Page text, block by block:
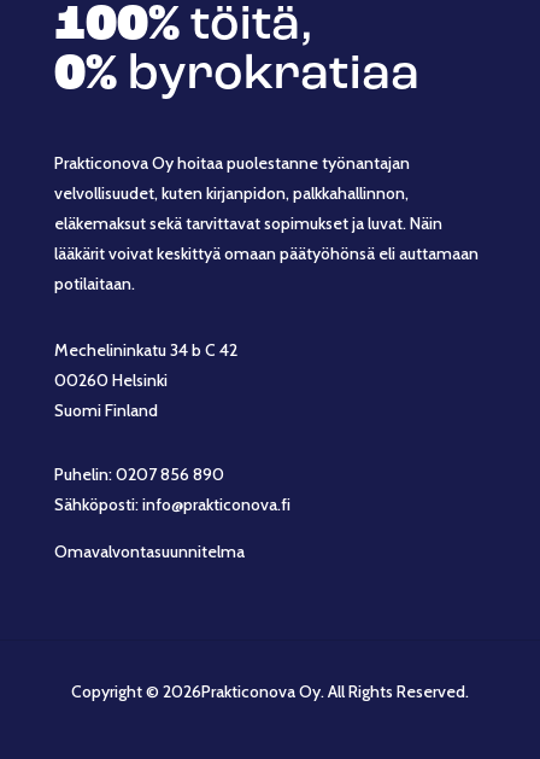
100%töitä,
0%byrokratiaa
Prakticonova Oy hoitaa puolestanne työnantajan
velvollisuudet, kuten kirjanpidon, palkkahallinnon,
eläkemaksut sekä tarvittavat sopimukset ja luvat. Näin
lääkärit voivat keskittyä omaan päätyöhönsä eli auttamaan
potilaitaan.
Mechelininkatu 34 b C 42
00260 Helsinki
Suomi Finland
Puhelin: 0207 856 890
Sähköposti: info@prakticonova.fi
Omavalvontasuunnitelma
Copyright © 2026Prakticonova Oy. All Rights Reserved.